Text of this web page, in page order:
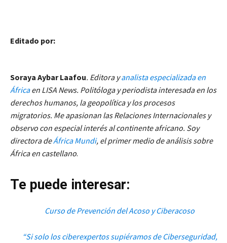
Editado por:
Soraya Aybar Laafou. Editora yanalista especializada en
Áfricaen LISA News. Politóloga y periodista interesada en los
derechos humanos, la geopolítica y los procesos
migratorios. Me apasionan las Relaciones Internacionales y
observo con especial interés al continente africano. Soy
directora deÁfrica Mundi, el primer medio de análisis sobre
África en castellano.
Te puede interesar:
Curso de Prevención del Acoso y Ciberacoso
“Si solo los ciberexpertos supiéramos de Ciberseguridad,